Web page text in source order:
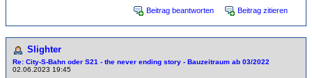
Beitrag beantworten Beitrag zitieren
Slighter
Re: City-S-Bahn oder S21 - the never ending story - Bauzeitraum ab 03/2022
02.06.2023 19:45